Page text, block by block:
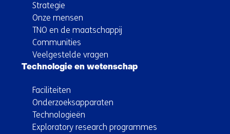
Strategie
Onze mensen
TNO en de maatschappij
Communities
Veelgestelde vragen
Technologie en wetenschap
Faciliteiten
Onderzoeksapparaten
Technologieën
Exploratory research programmes